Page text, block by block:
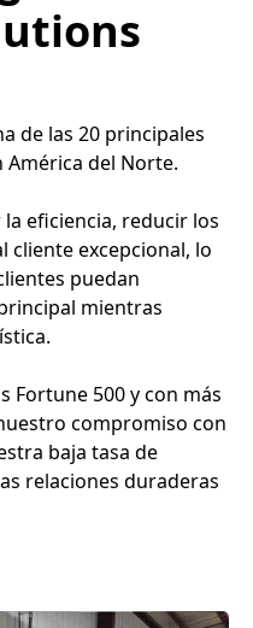
de las 20 principales
América del Norte.
eficiencia, reducir los
cliente excepcional, lo
puedan
mientras
Fortune 500 y con más
compromiso con
baja tasa de
relaciones duraderas